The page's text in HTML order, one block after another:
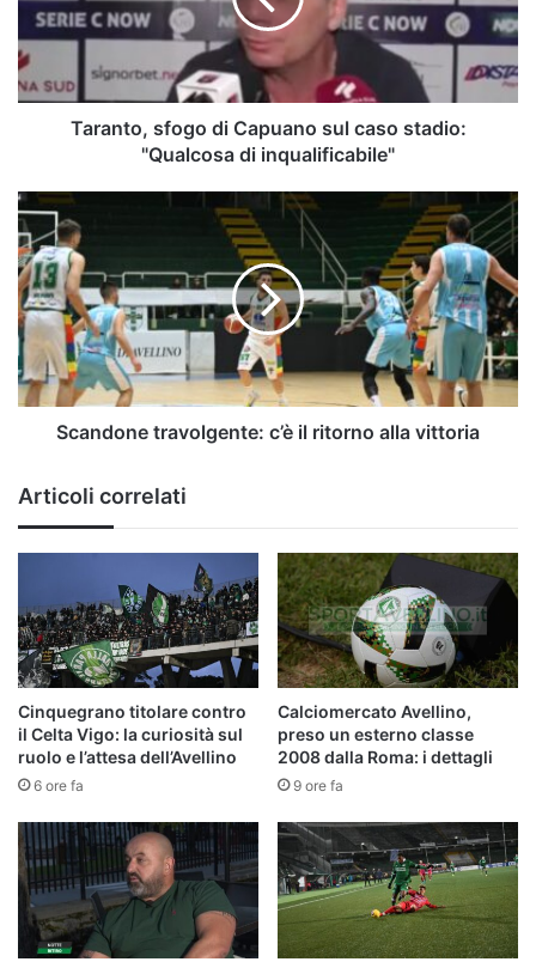
caso
stadio:
"Qualcosa
di
inqualificabile"
Taranto, sfogo di Capuano sul caso stadio:
"Qualcosa di inqualificabile"
Scandone
travolgente:
c’è
il
ritorno
alla
vittoria
Scandone travolgente: c’è il ritorno alla vittoria
Articoli correlati
Cinquegrano titolare contro
il Celta Vigo: la curiosità sul
ruolo e l’attesa dell’Avellino
6 ore fa
Calciomercato Avellino,
preso un esterno classe
2008 dalla Roma: i dettagli
9 ore fa